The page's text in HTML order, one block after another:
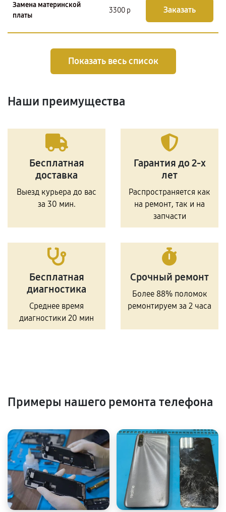
Замена материнской
платы
3300 р Заказать
Показать весь список
Наши преимущества
Бесплатная
доставка
Выезд курьера до вас
за 30 мин.
Гарантия до 2-х
лет
Распространяется как
на ремонт, так и на
запчасти
Бесплатная
диагностика
Среднее время
диагностики 20 мин
Срочный ремонт
Более 88% поломок
ремонтируем за 2 часа
Примеры нашего ремонта телефона